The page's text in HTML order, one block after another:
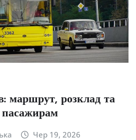
маршрут, розклад та
пасажирам
Чер 19, 2026